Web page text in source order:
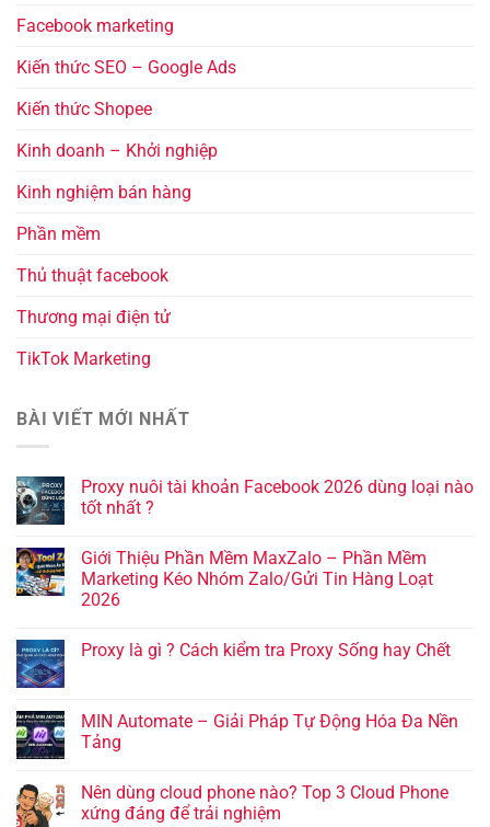
Facebook marketing
Kiến thức SEO – Google Ads
Kiến thức Shopee
Kinh doanh – Khởi nghiệp
Kinh nghiệm bán hàng
Phần mềm
Thủ thuật facebook
Thương mại điện tử
TikTok Marketing
BÀI VIẾT MỚI NHẤT
Proxy nuôi tài khoản Facebook 2026 dùng loại nào
tốt nhất ?
Giới Thiệu Phần Mềm MaxZalo – Phần Mềm
Marketing Kéo Nhóm Zalo/Gửi Tin Hàng Loạt
2026
Proxy là gì ? Cách kiểm tra Proxy Sống hay Chết
MIN Automate – Giải Pháp Tự Động Hóa Đa Nền
Tảng
Nên dùng cloud phone nào? Top 3 Cloud Phone
xứng đáng để trải nghiệm